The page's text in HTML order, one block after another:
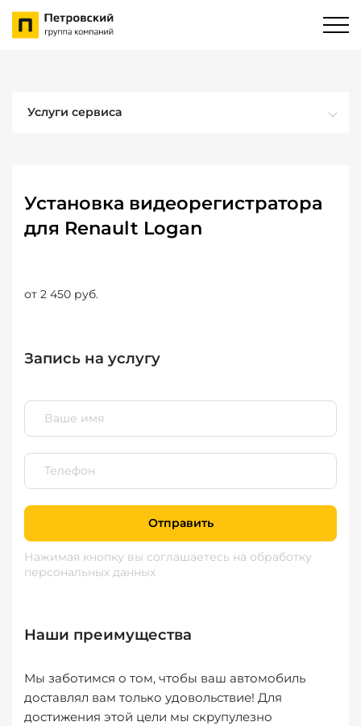
Услуги сервиса
Установка видеорегистратора
для Renault Logan
от 2 450 руб.
Запись на услугу
Отправить
Нажимая кнопку вы соглашаетесь на обработку
персональных данных
Наши преимущества
Мы заботимся о том, чтобы ваш автомобиль
доставлял вам только удовольствие! Для
достижения этой цели мы скрупулезно